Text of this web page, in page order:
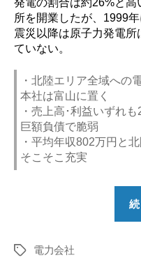
所を開業したが、1999
震災以降は原子力発電
ていない。
・北陸エリア全域への
本社は富山に置く
・売上高･利益いずれ
巨額負債で脆弱
・平均年収802万円と
そこそこ充実
タ
電力会社